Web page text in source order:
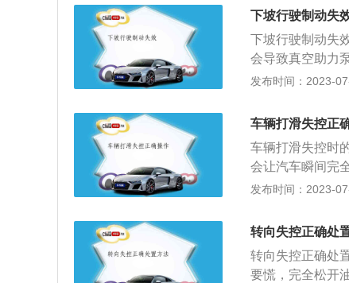
路在紧急下山路
然失效时，应迅
避险车道减速停
车制动器操纵杆
或护栏接触，迫
制动失效时通过
速。不要持续拉
死滑行，发生更
载破坏车辆安全
沉重，离心力增
负荷过重，变形
下坡行驶制动失
下坡行驶制动失
会导致真空助力
真空助力泵失效
油清理掉，然后
换新的刹车总泵
气；可以拆出进
进行修补，焊接
补，那就更换全
安装正确类型的
是否有卡纸现象
活塞磨损。更换
发布时间：2023-
车辆打滑失控正
车辆打滑失控时
会让汽车瞬间完
踩刹车，先慢慢
慢慢踩油门，同
止打滑后，立刻
松油门，不要动
发布时间：2023-
转向失控正确处
转向失控正确处
要慌，完全松开